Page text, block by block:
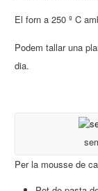
El forn a 250 º C
Podem tallar una
dia.
Per la mousse de